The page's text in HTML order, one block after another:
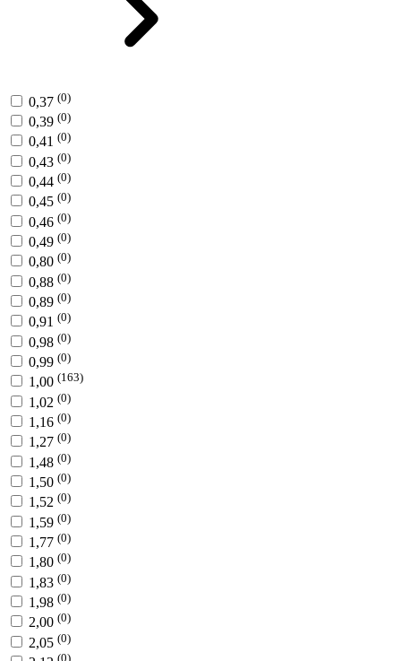
0,37 (0)
0,39 (0)
0,41 (0)
0,43 (0)
0,44 (0)
0,45 (0)
0,46 (0)
0,49 (0)
0,80 (0)
0,88 (0)
0,89 (0)
0,91 (0)
0,98 (0)
0,99 (0)
1,00 (163)
1,02 (0)
1,16 (0)
1,27 (0)
1,48 (0)
1,50 (0)
1,52 (0)
1,59 (0)
1,77 (0)
1,80 (0)
1,83 (0)
1,98 (0)
2,00 (0)
2,05 (0)
(0)